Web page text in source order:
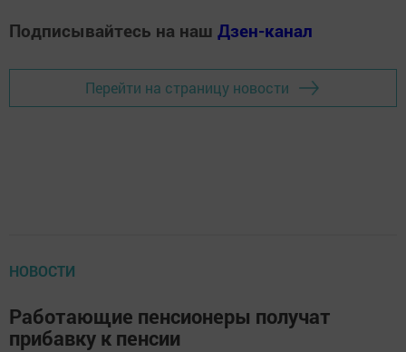
Подписывайтесь на наш Дзен-канал
Перейти на страницу новости
НОВОСТИ
Работающие пенсионеры получат
прибавку к пенсии